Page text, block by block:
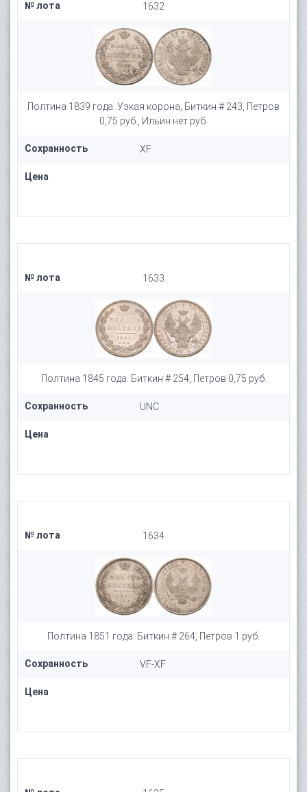
№ лота 1632
Полтина 1839 года. Узкая корона, Биткин # 243, Петров
0,75 руб., Ильин нет руб.
Сохранность XF
Цена
№ лота 1633
Полтина 1845 года. Биткин # 254, Петров 0,75 руб.
Сохранность UNC
Цена
№ лота 1634
Полтина 1851 года. Биткин # 264, Петров 1 руб.
Сохранность VF-XF
Цена